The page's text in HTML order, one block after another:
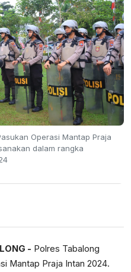
Operasi Mantap Praja
dalam rangka
- Polres Tabalong
Mantap Praja Intan 2024.